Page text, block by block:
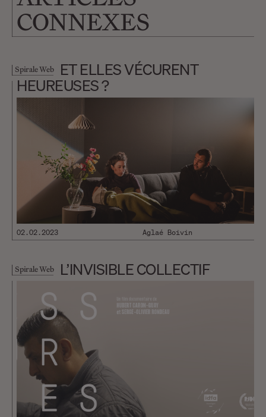
CONNEXES
Spirale Web
ET ELLES VÉCURENT
HEUREUSES ?
02.02.2023 Aglaé Boivin
Spirale Web L’INVISIBLE COLLECTIF